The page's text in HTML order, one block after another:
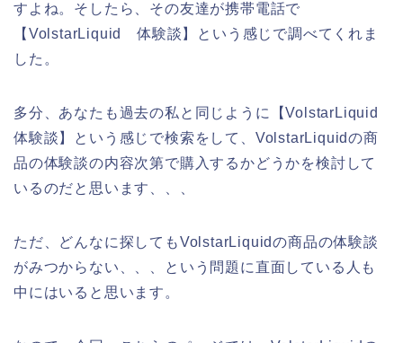
すよね。そしたら、その友達が携帯電話で
【VolstarLiquid 体験談】という感じで調べてくれま
した。
多分、あなたも過去の私と同じように【VolstarLiquid
体験談】という感じで検索をして、VolstarLiquidの商
品の体験談の内容次第で購入するかどうかを検討して
いるのだと思います、、、
ただ、どんなに探してもVolstarLiquidの商品の体験談
がみつからない、、、という問題に直面している人も
中にはいると思います。